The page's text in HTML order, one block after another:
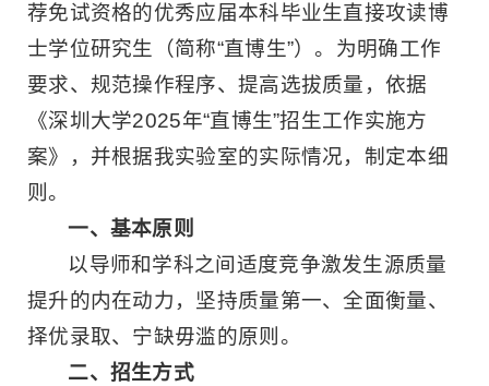
荐免试资格的优秀应届本科毕业生直接攻读博
士学位研究生（简称“直博生”）。为明确工作
要求、规范操作程序、提高选拔质量，依据
《深圳大学2025年“直博生”招生工作实施方
案》，并根据我实验室的实际情况，制定本细
则。
一、基本原则
以导师和学科之间适度竞争激发生源质量
提升的内在动力，坚持质量第一、全面衡量、
择优录取、宁缺毋滥的原则。
二、招生方式